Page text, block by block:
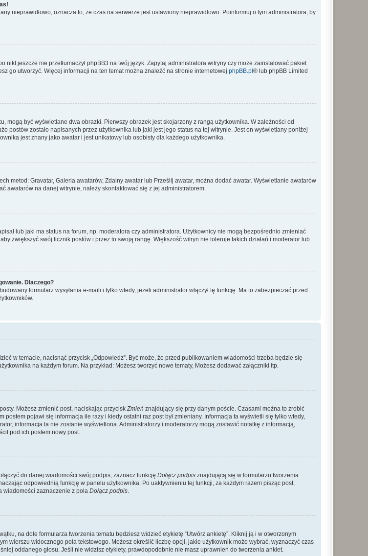
nieprawidłowo, oznacza to, że czas na serwerze jest ustawiony nieprawidłowo. Poinformuj o tym administratora, by
jeszcze nie przetłumaczył phpBB3 na twój język. Zapytaj administratora witryny czy może zainstalować pakiet
go utworzyć. Więcej informacji na ten temat można znaleźć na stronie internetowej phpBB.pl® lub phpBB Limited
mogą być wyświetlane dwa obrazki. Pierwszy obrazek jest skojarzony z rangą użytkownika. W zależności od
postów zostało napisanych przez użytkownika lub jaki jest jego status na tej witrynie. Jest on wyświetlany poniżej
jest znany jako awatar i jest unikatowy lub osobisty dla każdego użytkownika.
metod: Gravatar, Galeria awatarów, Zdalny awatar lub Prześlij awatar, można dodać awatar. Wyświetlanie awatarów
awatarów na danej witrynie, należy skontaktować się z jej administratorem.
lub jaki ma status na forum, np. moderatora czy administratora. Użytkownicy nie mogą bezpośrednio zmieniać
zwiększyć swój licznik postów i przez to swoją rangę. Większość witryn nie toleruje takich działań i moderator lub
Dlaczego?
formularz wysyłania e-maili i tylko wtedy, jeżeli administrator włączył tę funkcję. Ma to zabezpieczać przed
w temacie, nacisnąć przycisk „Odpowiedz”. Być może, że przed publikowaniem wiadomości trzeba będzie się
na każdym forum. Na przykład: Możesz tworzyć nowe tematy, Możesz dodawać załączniki itp.
Możesz zmienić post, naciskając przycisk Zmień znajdujący się przy danym poście. Czasami można to zrobić
pojawi się informacja ile razy i kiedy ostatni raz post był zmieniany. Informacja ta wyświetli się tylko wtedy,
informacja ta nie zostanie wyświetlona. Administratorzy i moderatorzy mogą zostawić notatkę z informacją,
pod ich postem nowy post.
do danej wiadomości swój podpis, zaznacz funkcję Dołącz podpis znajdującą się w formularzu tworzenia
odpowiednią funkcję w panelu użytkownika. Po uaktywnieniu tej funkcji, za każdym razem pisząc post,
wiadomości zaznaczenie z pola Dołącz podpis
na dole formularza tworzenia tematu będziesz widzieć etykietę “Utwórz ankietę”. Kliknij ją i w otworzonym
wierszu widocznego pola tekstowego. Możesz określić liczbę opcji, jakie użytkownik może wybrać, wyznaczyć czas
oddanego głosu. Jeśli nie widzisz etykiety, prawdopodobnie nie masz uprawnień do tworzenia ankiet.